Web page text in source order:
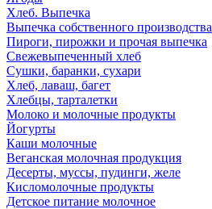
Хлеб. Выпечка
Выпечка собственного производства
Пироги, пирожки и прочая выпечка
Свежевыпеченный хлеб
Сушки, баранки, сухари
Хлеб, лаваш, багет
Хлебцы, тарталетки
Молоко и молочные продукты
Йогурты
Каши молочные
Веганская молочная продукция
Десерты, муссы, пудинги, желе
Кисломолочные продукты
Детское питание молочное